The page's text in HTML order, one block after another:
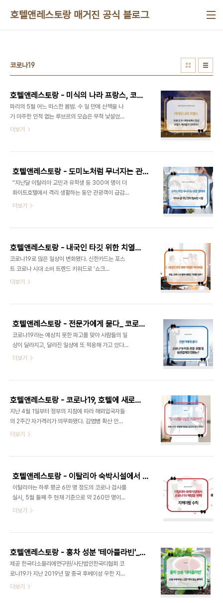
호텔앤레스토랑 매거진 공식 블로그
코로나19
호텔앤레스토랑 - 미식의 나라 프랑스, 코로나19 사태 속에서 빛난 프랑스 셰프들의 연대의식
파리의 5월 어느 따스한 봄밤. 수 일 만에 산책을 나
가 마주한 인적 없는 루브르의 모습은 무척 낯설었지
만 그 어느 때보다 아름답고 더욱 웅장하게 느껴졌다.
한 현실을 직면하며 ‘새 역사를 쓰고 있는 우리의 모
습은 약 800년의 역사를 품은 루브르에게 어떤 모
습으로 비춰질까?’라는 엉뚱한 상상도 들었다. ‘과연
우리는 예전의 자유로운 삶을 다시 되찾을 수 있을
까?’라는 걱정스런 의문과 함께. 프랑스 미식업을 강
동제한해제령’으로 인해 잃었던 55일간의 ‘외출의
더보기
호텔앤레스토랑 - 도미노처럼 무너지는 관광 생태계, 각자도생 아닌 연대 필요한 시점
“지난달 이탈리아 교민과 유학생 등 300여 명이 더
화이트호텔에서 격리 생활하는 동안 관광객이 급감
해 펜션과 식당, 상가 등을 운영하는 주민들이 큰 타
를 위한 임시생활로 지정된 이후 5월 22일, 정부의
요청에 따라 한 차례 더 호텔을 시설로 운영하게 된
것에 반대하는 주민들의 목소리다. 코로나19로 속 시
끄러운 일이 계속되는 요즘, 물론 불안한 주민들의 입
장도 이해가 영 안 되는 것은 아니나 이러한 위기 상
돌아온 교민들은 결사반대라니. 바이러스로 힘들어
개..
더보기
호텔앤레스토랑 - 내국인 타깃 위한 치열한 머리싸움_ 호텔, 코로나19 통해 새로운 기회를 엿보다
코로나19로 많은 일상이 변화됐다. 신한카드는 포스
트 코로나 시대 소비 트렌드 키워드로 ‘쇼크
(S.H.O.C.K)’를 제시, 코로나19가 진정되더라도 앞
행태에 맞춰 업계에서는 다양하고 새로운 시도를 하
고 있고, 코로나19가 장기화됨에 따라 소비자들도 어
느덧 비대면 서비스, 로봇, 사회적 거리두기, 랜선 경
험 등에 익숙해지고 있다. 이에 호텔도 그동안 계속해
요구돼 오던 단순 숙박시설의 가치를 넘어 다양한 공
던 1+1 행사를 하는가 한편 투숙객의 베네핏이었던
더보기
호텔앤레스토랑 - 전문가에게 묻다_ 코로나19 이후 관광·호텔 및 유관업계의 변화는?
코로나19라는 예상치 못한 파고를 맞아 사람들의 일
상이 달라지고, 달라진 일상에 또 적응해 가고 있다.
코로나19에 제일 먼저 타격을 받은 관광·호텔업은 지
다. 코로나19 이후 다가올 변화는 더 클 것이기 때문
이다. 이미 코로나19로 많은 것이 달라지고 새롭게
도입되며 변화를 시작하고 있다. 이에 관광호텔업, 그
리고 관련 유관산업 전문가들에게 현재 어떤 변화를
겪고 있고 또 무엇에 주목하고 있는지, 이후 어떻게
한 개인적인 견해를 물어봤다. Chapter 1. 코로나
더보기
호텔앤레스토랑 - 코로나19, 호텔에 새로운 공간의 의미 더하다 "임시생활시설은 처음이라"
지난 4월 1일부터 정부의 지침에 따라 해외입국자들
의 2주간 자가격리가 의무화됐다. 감염병 확산 안정
세를 보이는 국내와 달리 뒤늦게 빠른 속도로 퍼져나
입국자는 거소지에서, 단기 체류자격 외국인 입국자,
또는 국내 거소지가 없는 내국인 입국자는 국가에서
운영 중인 임시생활시설에서 시설격리를 하도록 돼
있다. 그러나 갑작스럽게 늘어난 자가격리 대상자들
을 수용할만한 임시생활시설이 부족하자 몇몇 호텔
전을 수호하는 한편, 코로나19로 힘들어진 호텔의 객
나19 이..
더보기
호텔앤레스토랑 - 이탈리아 숙박시설에서 코로나19 예방을 위해 지켜야할 수칙
이탈리아는 하루 평균 6만 명 정도의 코로나 검사를
실시, 5월 둘째 주 현재 기준으로 약 260만 명이란
엄청난 수의 검사가 진행됐습니다. 이 때문에 실제로
대비 1.3% 정도의 확진자가 나온 상황입니다. 3월
첫 봉쇄령이 선포되는 시점에 비교하면 많이 좋아진
상태이지만, 여전히 세 자리 수 이상을 보이며 더 많
은 인내와 지혜를 요구하고 있습니다. 5월 4일부터
이탈리아의 봉쇄령은 두 번째 챕터에 들어갔습니다.
더보기
호텔앤레스토랑 - 홍차 성분 '테아플라빈'_ 코로나바이러스 강한 억제 효능 밝혀져
제공 한국티소믈리에연구원/사단법인한국티협회 코
로나19가 지난 2019년 말 중국 후베이성 우한 지역
에서 발생한 뒤 예기치 못한 확산으로, 2020년 3월
더보기